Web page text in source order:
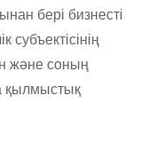
бері бизнесті
субъектісінің
және соның
қылмыстық